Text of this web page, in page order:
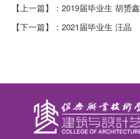
【上一篇】：2019届毕业生 胡赟鑫
【下一篇】：2021届毕业生 汪晶